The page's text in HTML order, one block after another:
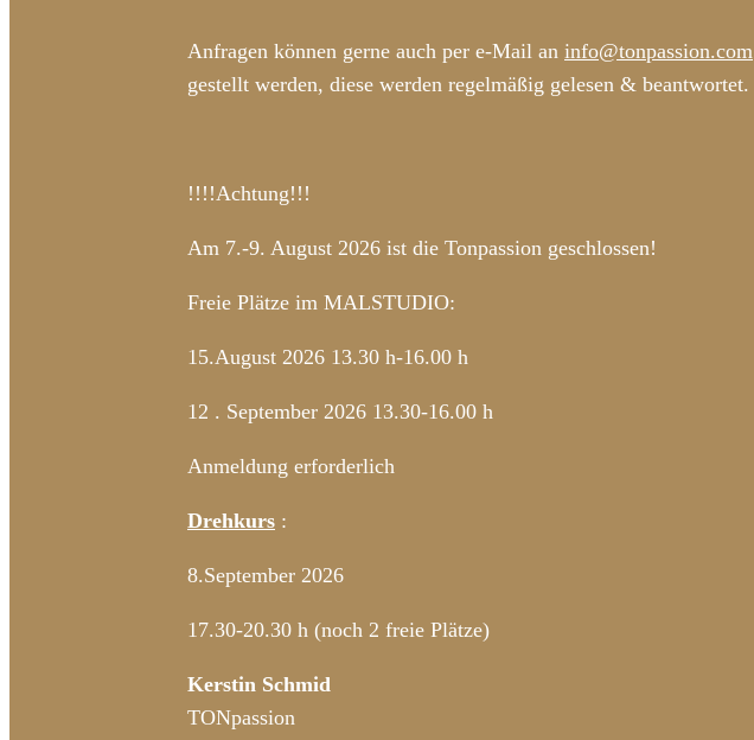
Anfragen können gerne auch per e-Mail an info@tonpassion.com
gestellt werden, diese werden regelmäßig gelesen & beantwortet.
!!!!Achtung!!!
Am 7.-9. August 2026 ist die Tonpassion geschlossen!
Freie Plätze im MALSTUDIO:
15.August 2026 13.30 h-16.00 h
12 . September 2026 13.30-16.00 h
Anmeldung erforderlich
Drehkurs :
8.September 2026
17.30-20.30 h (noch 2 freie Plätze)
Kerstin Schmid
TONpassion